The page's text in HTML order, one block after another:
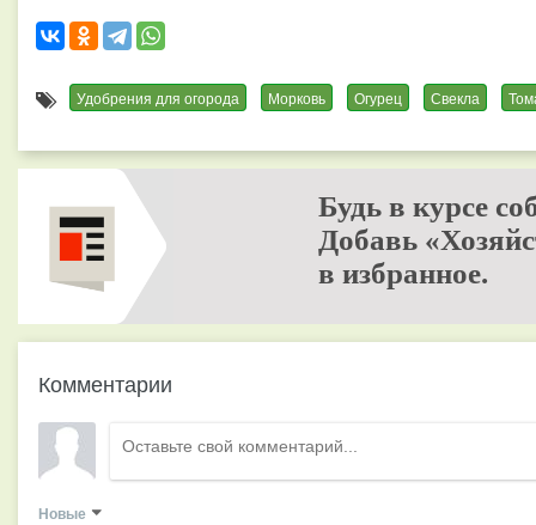
Удобрения для огорода Морковь Огурец Свекла
Будь в курсе
Добавь
в избранное.
Комментарии
Новые